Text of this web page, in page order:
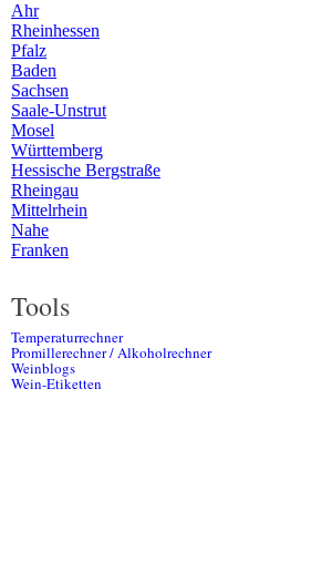
Ahr
Rheinhessen
Pfalz
Baden
Sachsen
Saale-Unstrut
Mosel
Württemberg
Hessische Bergstraße
Rheingau
Mittelrhein
Nahe
Franken
Tools
Temperaturrechner
Promillerechner / Alkoholrechner
Weinblogs
Wein-Etiketten